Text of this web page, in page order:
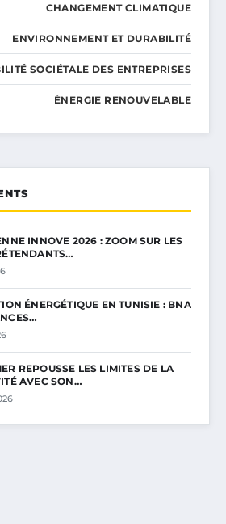
CHANGEMENT CLIMATIQUE
ENVIRONNEMENT ET DURABILITÉ
SOCIÉTALE DES ENTREPRISES
ÉNERGIE RENOUVELABLE
INNOVE 2026 : ZOOM SUR LES
ÉNERGÉTIQUE EN TUNISIE : BNA
REPOUSSE LES LIMITES DE LA
AVEC SON…